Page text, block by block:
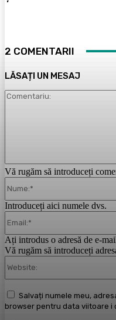
2 COMENTARII
LĂSAȚI UN MESAJ
Vă rugăm să introduceți
Introduceți aici numele dvs.
Ați introdus o adresă de e-
Vă rugăm să introduceți
Salvați numele meu,
browser pentru data viitoare i